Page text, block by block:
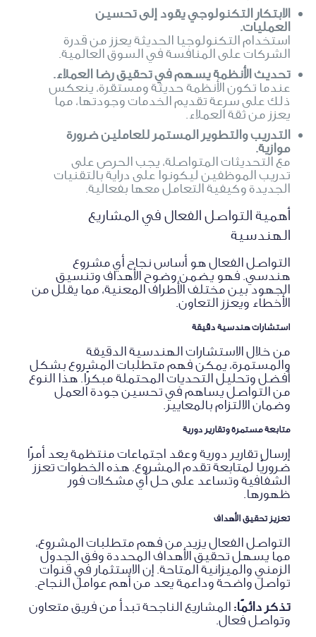
الابتكار التكنولوجي يقود إلى تحسين
العمليات.
استخدام التكنولوجيا الحديثة يعزز من قدرة
الشركات على المنافسة في السوق العالمية.
تحديث الأنظمة يسهم في تحقيق رضا العملاء.
عندما تكون الأنظمة حديثة ومستقرة، ينعكس
ذلك على سرعة تقديم الخدمات وجودتها، مما
يعزز من ثقة العملاء.
التدريب والتطوير المستمر للعاملين ضرورة
موازية.
مع التحديثات المتواصلة، يجب الحرص على
تدريب الموظفين ليكونوا على دراية بالتقنيات
الجديدة وكيفية التعامل معها بفعالية.
أهمية التواصل الفعال في المشاريع
الهندسية
التواصل الفعال هو أساس نجاح أي مشروع
هندسي. فهو يضمن وضوح الأهداف وتنسيق
الجهود بين مختلف الأطراف المعنية، مما يقلل من
الأخطاء ويعزز التعاون.
استشارات هندسية دقيقة
من خلال الاستشارات الهندسية الدقيقة
والمستمرة، يمكن فهم متطلبات المشروع بشكل
أفضل وتحليل التحديات المحتملة مبكرًا. هذا النوع
من التواصل يساهم في تحسين جودة العمل
وضمان الالتزام بالمعايير.
متابعة مستمرة وتقارير دورية
إرسال تقارير دورية وعقد اجتماعات منتظمة يعد أمرًا
ضروريًا لمتابعة تقدم المشروع. هذه الخطوات تعزز
الشفافية وتساعد على حل أي مشكلات فور
ظهورها.
تعزيز تحقيق الأهداف
التواصل الفعال يزيد من فهم متطلبات المشروع،
مما يسهل تحقيق الأهداف المحددة وفق الجدول
الزمني والميزانية المتاحة. إن الاستثمار في قنوات
تواصل واضحة وداعمة يعد من أهم عوامل النجاح.
تذكر دائمًا: المشاريع الناجحة تبدأ من فريق متعاون
وتواصل فعال.